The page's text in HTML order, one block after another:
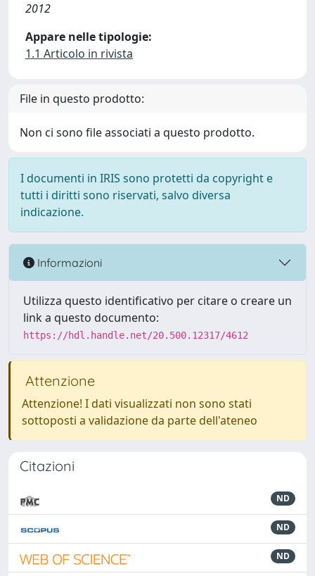
2012
Appare nelle tipologie:
1.1 Articolo in rivista
File in questo prodotto:
Non ci sono file associati a questo prodotto.
I documenti in IRIS sono protetti da copyright e
tutti i diritti sono riservati, salvo diversa
indicazione.
Informazioni
Utilizza questo identificativo per citare o creare un
link a questo documento:
https://hdl.handle.net/20.500.12317/4612
Attenzione
Attenzione! I dati visualizzati non sono stati
sottoposti a validazione da parte dell'ateneo
Citazioni
ND
ND
ND